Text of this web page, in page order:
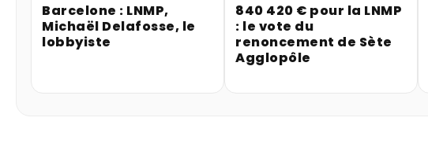
Barcelone : LNMP,
Michaël Delafosse, le
lobbyiste
840 420 € pour la LNMP
: le vote du
renoncement de Sète
Agglopôle